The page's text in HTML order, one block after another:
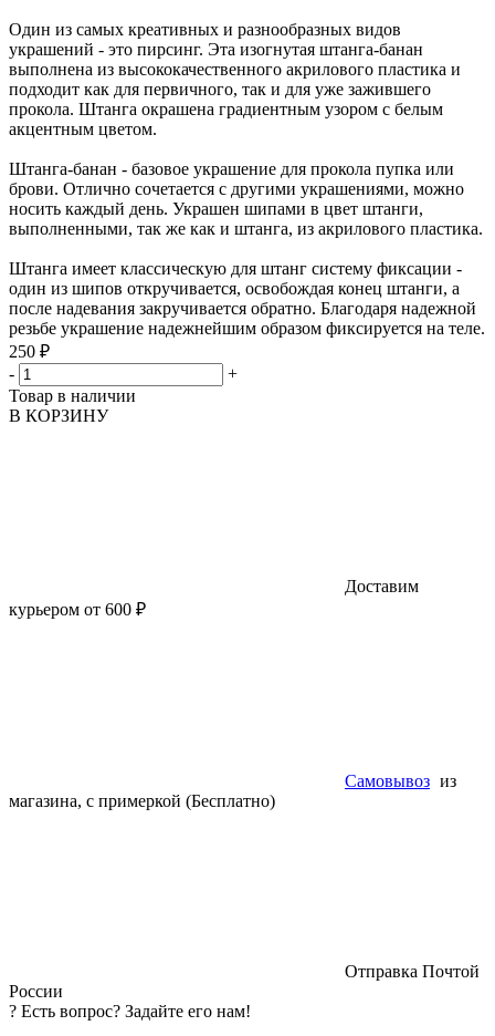
Один из самых креативных и разнообразных видов
украшений - это пирсинг. Эта изогнутая штанга-банан
выполнена из высококачественного акрилового пластика и
подходит как для первичного, так и для уже зажившего
прокола. Штанга окрашена градиентным узором с белым
акцентным цветом.
Штанга-банан - базовое украшение для прокола пупка или
брови. Отлично сочетается с другими украшениями, можно
носить каждый день. Украшен шипами в цвет штанги,
выполненными, так же как и штанга, из акрилового пластика.
Штанга имеет классическую для штанг систему фиксации -
один из шипов откручивается, освобождая конец штанги, а
после надевания закручивается обратно. Благодаря надежной
резьбе украшение надежнейшим образом фиксируется на теле.
250 ₽
-
+
Товар в наличии
В КОРЗИНУ
Доставим
курьером от 600 ₽
Самовывоз из
магазина, с примеркой (Бесплатно)
Отправка Почтой
России
? Есть вопрос? Задайте его нам!